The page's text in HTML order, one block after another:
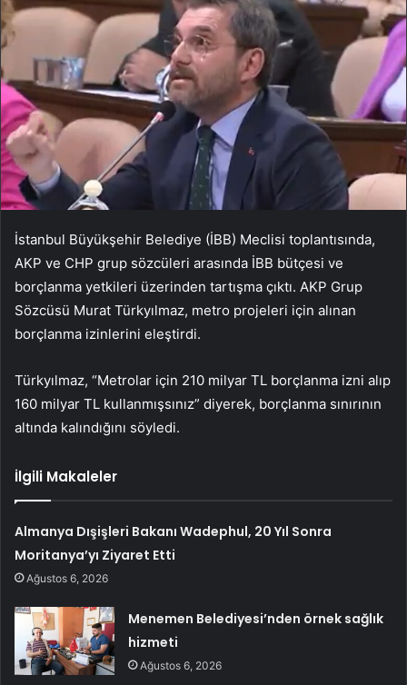
İstanbul Büyükşehir Belediye (İBB) Meclisi toplantısında,
AKP ve CHP grup sözcüleri arasında İBB bütçesi ve
borçlanma yetkileri üzerinden tartışma çıktı. AKP Grup
Sözcüsü Murat Türkyılmaz, metro projeleri için alınan
borçlanma izinlerini eleştirdi.
Türkyılmaz, “Metrolar için 210 milyar TL borçlanma izni alıp
160 milyar TL kullanmışsınız” diyerek, borçlanma sınırının
altında kalındığını söyledi.
İlgili Makaleler
Almanya Dışişleri Bakanı Wadephul, 20 Yıl Sonra
Moritanya’yı Ziyaret Etti
Ağustos 6, 2026
Menemen Belediyesi’nden örnek sağlık
hizmeti
Ağustos 6, 2026